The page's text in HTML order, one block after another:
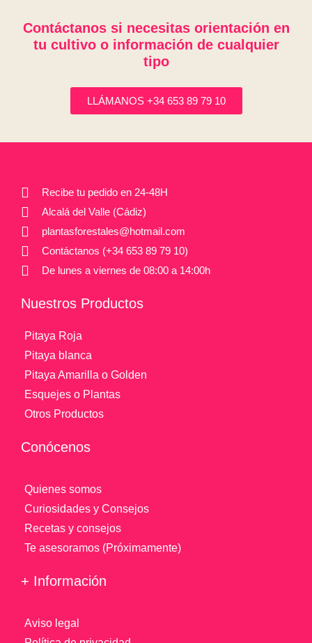
Contáctanos si necesitas orientación en
tu cultivo o información de cualquier
tipo
LLÁMANOS +34 653 89 79 10
Recibe tu pedido en 24-48H
Alcalá del Valle (Cádiz)
plantasforestales@hotmail.com
Contáctanos (+34 653 89 79 10)
De lunes a viernes de 08:00 a 14:00h
Nuestros Productos
Pitaya Roja
Pitaya blanca
Pitaya Amarilla o Golden
Esquejes o Plantas
Otros Productos
Conócenos
Quienes somos
Curiosidades y Consejos
Recetas y consejos
Te asesoramos (Próximamente)
+ Información
Aviso legal